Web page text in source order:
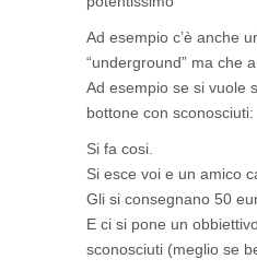
Ad esempio c’è anche
“underground” ma che
Ad esempio se si vuole
bottone con sconosciuti:
Si fa cosi.
Si esce voi e un amico
Gli si consegnano 50
E ci si pone un
sconosciuti (meglio se